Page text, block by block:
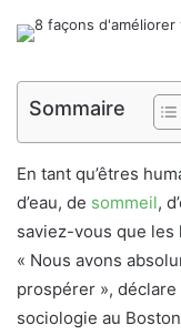
Sommaire
En tant qu’êtres
d’eau, de sommeil,
saviez-vous que les
« Nous avons
prospérer »,
sociologie au